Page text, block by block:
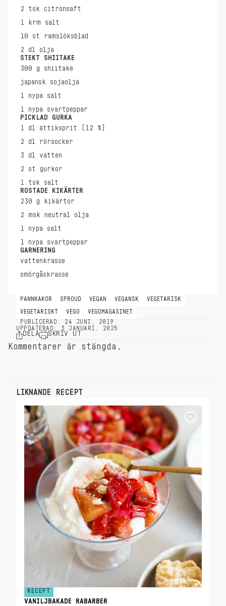
2 tsk
citronsaft
1
krm
salt
10 st
ramslöksblad
2 dl
olja
STEKT SHIITAKE
300 g
shiitake
japansk sojaolja
1 nypa
salt
1 nypa
svartpeppar
PICKLAD GURKA
1 dl
ättiksprit (12 %)
2 dl
rörsocker
3 dl
vatten
2 st
gurkor
1 tsk
salt
ROSTADE KIKÄRTER
230 g
kikärtor
2 msk
neutral olja
1 nypa
salt
1 nypa
svartpeppar
GARNERING
vattenkrasse
smörgåskrasse
PANNKAKOR SPROUD VEGAN VEGANSK VEGETARISK
VEGETARISKT VEGO
VEGOMAGASINET
PUBLICERAD: 24 JUNI, 2019
UPPDATERAD: 3 JANUARI, 2025
DELA SKRIV UT
Kommentarer är stängda.
LIKNANDE RECEPT
RECEPT
VANILJBAKADE RABARBER